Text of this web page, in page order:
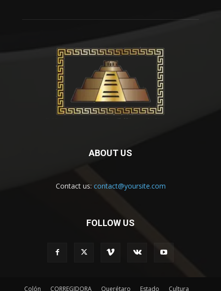
ABOUT US
Contact us: contact@yoursite.com
FOLLOW US
Colón CORREGIDORA Querétaro Estado Cultura